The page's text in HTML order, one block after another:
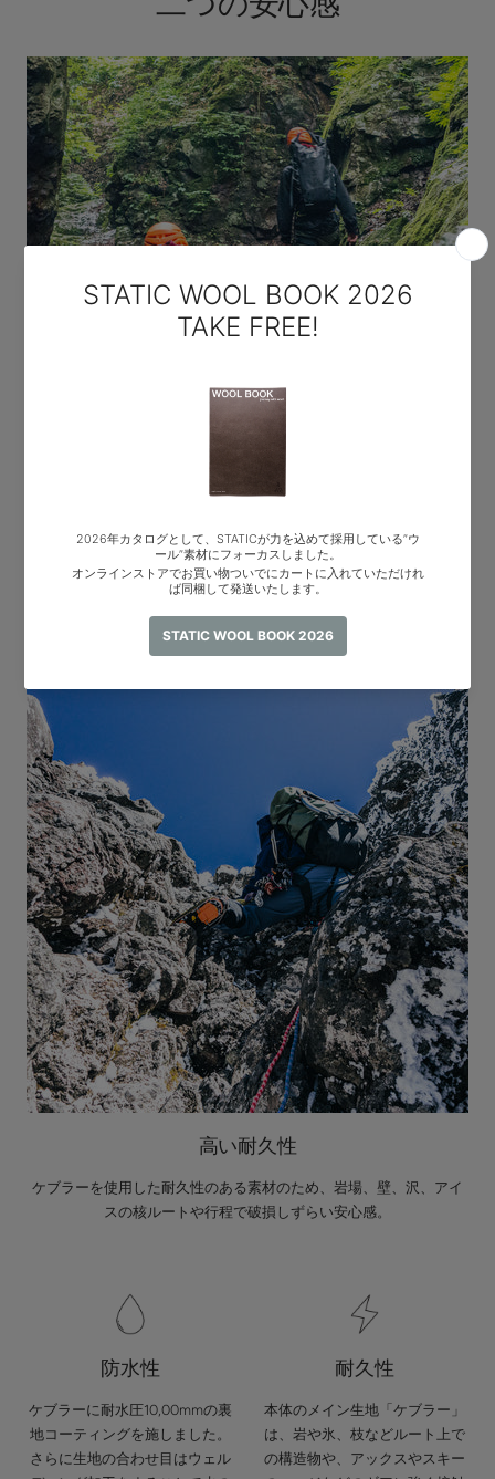
完全防水
完全防水であることにより、雨山行、沢登り、アルパインクライミ
ングなど水に対する安心感。ロールトップ部は柔軟性のある素材の
ため気密性が高まり、完全防水性を実現している。
高い耐久性
ケブラーを使用した耐久性のある素材のため、岩場、壁、沢、アイ
スの核ルートや行程で破損しずらい安心感。
防水性
ケブラーに耐水圧10,00mmの裏
地コーティングを施しました。
さらに生地の合わせ目はウェル
耐久性
本体のメイン生地「ケブラー」
は、岩や氷、枝などルート上で
の構造物や、アックスやスキー